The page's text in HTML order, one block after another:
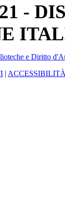
-
e Diritto
|